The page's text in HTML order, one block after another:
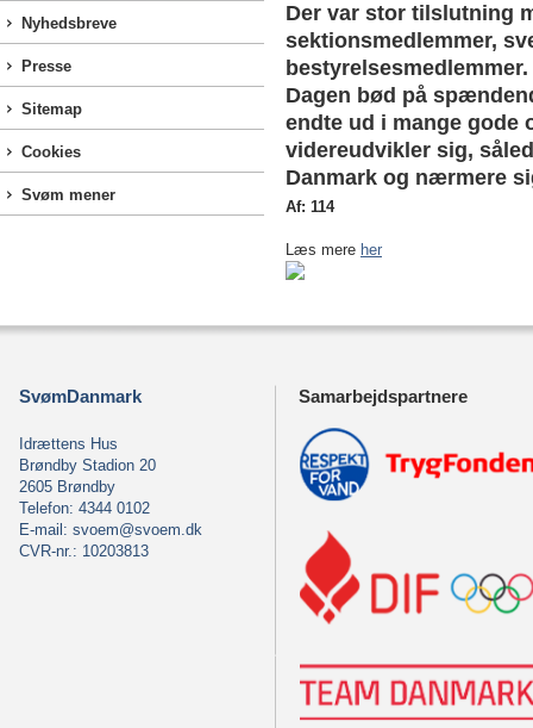
Nyhedsbreve
Presse
Sitemap
Cookies
Svøm mener
Der var stor tilslutning
sektionsmedlemmer,
bestyrelsesmedlemmer.
Dagen bød på
endte ud i mange gode
videreudvikler sig,
Danmark og nærmere
Af: 114
Læs mere her
SvømDanmark
Idrættens Hus
Brøndby Stadion 20
2605 Brøndby
Telefon: 4344 0102
E-mail: svoem@svoem.dk
CVR-nr.: 10203813
Samarbejdspartnere